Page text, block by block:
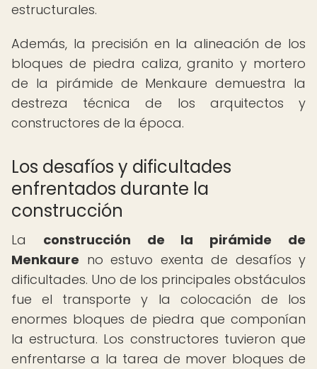
estructurales.
Además, la precisión en la alineación de los
bloques de piedra caliza, granito y mortero
de la pirámide de Menkaure demuestra la
destreza técnica de los arquitectos y
constructores de la época.
Los desafíos y dificultades
enfrentados durante la
construcción
La construcción de la pirámide de
Menkaure no estuvo exenta de desafíos y
dificultades. Uno de los principales obstáculos
fue el transporte y la colocación de los
enormes bloques de piedra que componían
la estructura. Los constructores tuvieron que
enfrentarse a la tarea de mover bloques de